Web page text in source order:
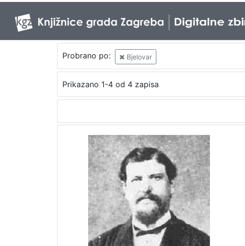
Probrano po: Bjelovar
Prikazano 1-4 od 4 zapisa